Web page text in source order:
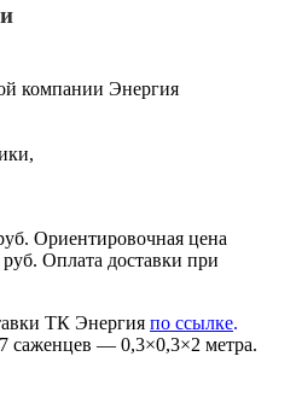
компании Энергия
Ориентировочная цена
Оплата доставки при
ТК Энергия по ссылке.
саженцев — 0,3×0,3×2 метра.